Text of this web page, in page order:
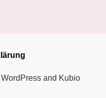
and Kubio